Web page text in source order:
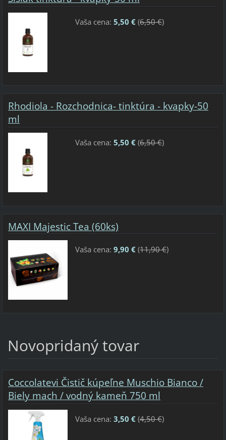
Vaša cena: 5,50 €(6,50 €)
Rhodiola - Rozchodnica- tinktúra - kvapky-50
ml
Vaša cena: 5,50 €(6,50 €)
MAXI Majestic Tea (60ks)
Vaša cena: 9,90 €(11,90 €)
Novopridaný tovar
Coccolatevi Čistič kúpeľne Muschio Bianco /
Biely mach / vodný kameň 750 ml
Vaša cena: 3,50 €(4,50 €)